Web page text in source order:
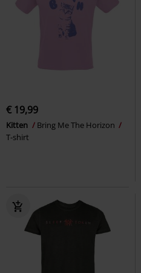
€ 19,99
Kitten
Bring Me The Horizon
T-shirt